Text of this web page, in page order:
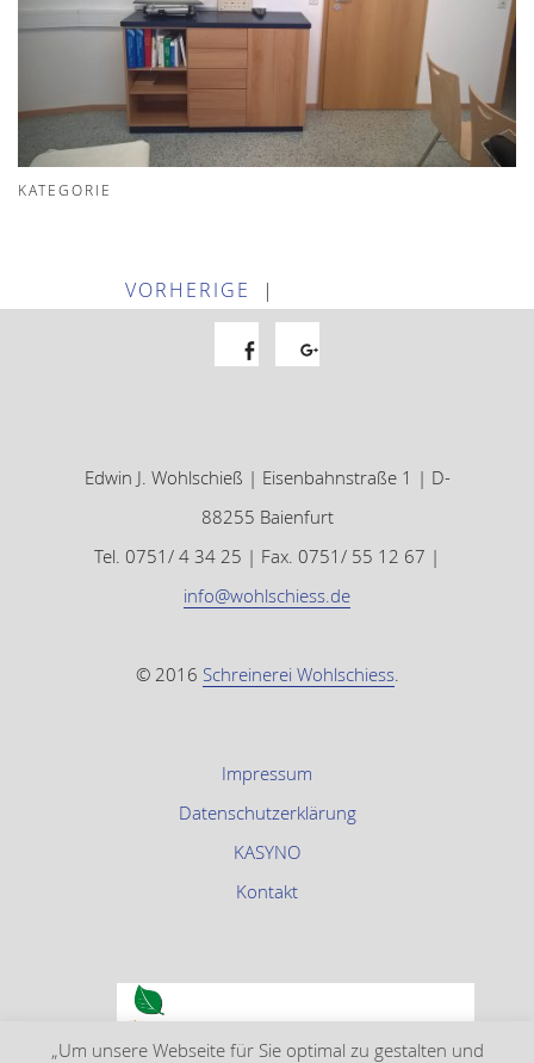
KATEGORIE
VORHERIGE |
Edwin J. Wohlschieß | Eisenbahnstraße 1 | D-
88255 Baienfurt
Tel. 0751/ 4 34 25 | Fax. 0751/ 55 12 67 |
info@wohlschiess.de
© 2016 Schreinerei Wohlschiess.
Impressum
Datenschutzerklärung
KASYNO
Kontakt
„Um unsere Webseite für Sie optimal zu gestalten und